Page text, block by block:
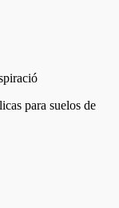
para suelos de